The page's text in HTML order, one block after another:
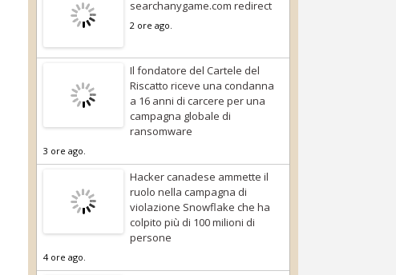
searchanygame.com redirect
2 ore ago.
Il fondatore del Cartele del
Riscatto riceve una condanna
a 16 anni di carcere per una
campagna globale di
ransomware
3 ore ago.
Hacker canadese ammette il
ruolo nella campagna di
violazione Snowflake che ha
colpito più di 100 milioni di
persone
4 ore ago.